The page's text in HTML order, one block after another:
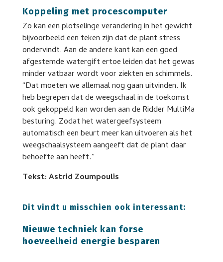
Koppeling met procescomputer
Zo kan een plotselinge verandering in het gewicht
bijvoorbeeld een teken zijn dat de plant stress
ondervindt. Aan de andere kant kan een goed
afgestemde watergift ertoe leiden dat het gewas
minder vatbaar wordt voor ziekten en schimmels.
“Dat moeten we allemaal nog gaan uitvinden. Ik
heb begrepen dat de weegschaal in de toekomst
ook gekoppeld kan worden aan de Ridder MultiMa
besturing. Zodat het watergeefsysteem
automatisch een beurt meer kan uitvoeren als het
weegschaalsysteem aangeeft dat de plant daar
behoefte aan heeft.”
Tekst: Astrid Zoumpoulis
Dit vindt u misschien ook interessant:
Nieuwe techniek kan forse
hoeveelheid energie besparen